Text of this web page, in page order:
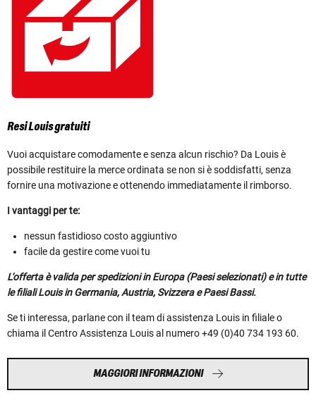
Resi Louis gratuiti
Vuoi acquistare comodamente e senza alcun rischio? Da Louis è
possibile restituire la merce ordinata se non si è soddisfatti, senza
fornire una motivazione e ottenendo immediatamente il rimborso.
I vantaggi per te:
nessun fastidioso costo aggiuntivo
facile da gestire come vuoi tu
L'offerta è valida per spedizioni in Europa (Paesi selezionati) e in tutte
le filiali Louis in Germania, Austria, Svizzera e Paesi Bassi.
Se ti interessa, parlane con il team di assistenza Louis in filiale o
chiama il Centro Assistenza Louis al numero +49 (0)40 734 193 60.
MAGGIORI INFORMAZIONI